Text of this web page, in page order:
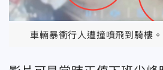
車輛暴衝行人遭撞噴飛到騎樓。